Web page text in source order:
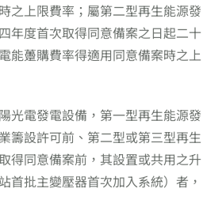
之上限費率；屬第二型再生能源發
年度首次取得同意備案之日起二十
能躉購費率得適用同意備案時之上
光電發電設備，第一型再生能源發
籌設許可前、第二型或第三型再生
得同意備案前，其設置或共用之升
首批主變壓器首次加入系統）者，